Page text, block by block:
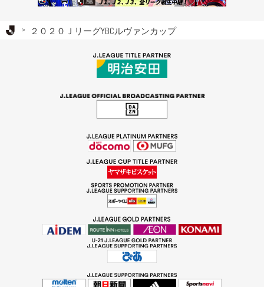
Ｊリーグ TOP
２０２０ＪリーグYBCルヴァンカップ